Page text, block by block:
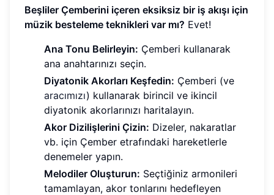
Beşliler Çemberini içeren eksiksiz bir iş akışı için
müzik besteleme teknikleri var mı? Evet!
Ana Tonu Belirleyin: Çemberi kullanarak
ana anahtarınızı seçin.
Diyatonik Akorları Keşfedin: Çemberi (ve
aracımızı) kullanarak birincil ve ikincil
diyatonik akorlarınızı haritalayın.
Akor Dizilişlerini Çizin: Dizeler, nakaratlar
vb. için Çember etrafındaki hareketlerle
denemeler yapın.
Melodiler Oluşturun: Seçtiğiniz armonileri
tamamlayan, akor tonlarını hedefleyen